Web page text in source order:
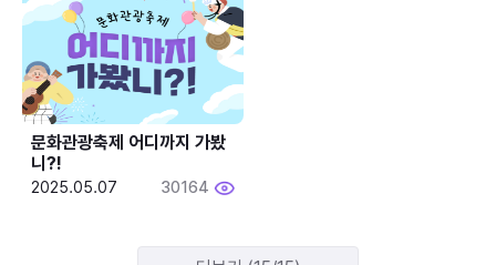
문화관광축제 어디까지 가봤
니?!
2025.05.07 30164